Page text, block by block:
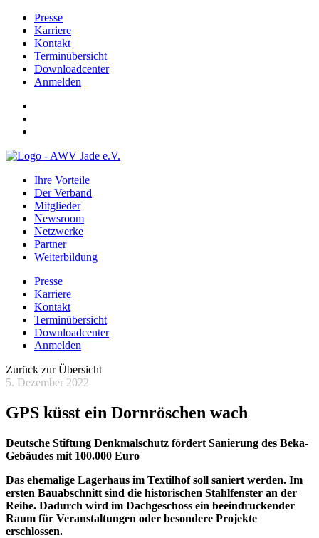
Presse
Karriere
Kontakt
Terminübersicht
Downloadcenter
Anmelden
Ihre Vorteile
Der Verband
Mitglieder
Newsroom
Netzwerke
Partner
Weiterbildung
Presse
Karriere
Kontakt
Terminübersicht
Downloadcenter
Anmelden
Zurück zur Übersicht
5. Dezember 2022
GPS küsst ein Dornröschen wach
Deutsche Stiftung Denkmalschutz fördert Sanierung des Beka-
Gebäudes mit 100.000 Euro
Das ehemalige Lagerhaus im Textilhof soll saniert werden. Im
ersten Bauabschnitt sind die historischen Stahlfenster an der
Reihe. Dadurch wird im Dachgeschoss ein beeindruckender
Raum für Veranstaltungen oder besondere Projekte
erschlossen.